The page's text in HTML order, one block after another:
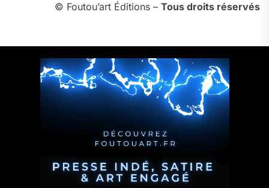
© Foutou’art Éditions – Tous droits réservés